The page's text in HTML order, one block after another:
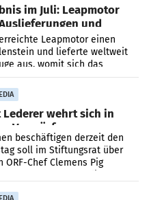
im Juli: Leapmotor
und
die 100.000er-Marke
Leapmotor einen
und lieferte weltweit
aus, womit sich das
Juli 2025 mehr als
wehrt sich in
Vorwürfe
beschäftigen derzeit den
soll im Stiftungsrat über
ORF-Chef Clemens Pig